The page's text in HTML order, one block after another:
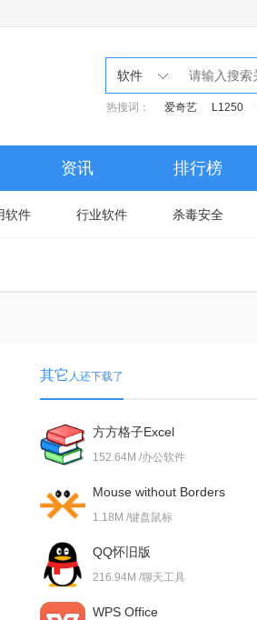
软件
热搜词： 爱奇艺 L1250
资讯 排行榜
软件 行业软件 杀毒安全
其它 人还下载了
方方格子Excel
152.64M /办公软件
Mouse without Borders
1.18M /键盘鼠标
QQ怀旧版
216.94M /聊天工具
WPS Office